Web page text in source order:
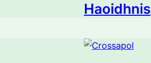
Haoidhnis